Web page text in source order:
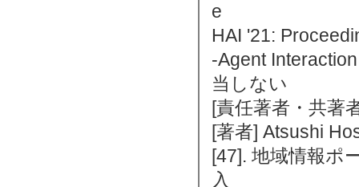
e
HAI '21:
-Agent
当しない
[責任著者・共著
[著者] Atsushi
[47]. 地域情報ポ
入